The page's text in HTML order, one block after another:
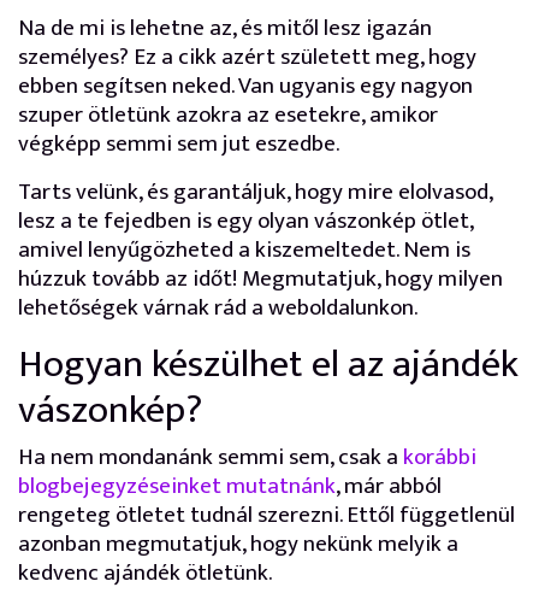
Na de mi is lehetne az, és mitől lesz igazán
személyes? Ez a cikk azért született meg, hogy
ebben segítsen neked. Van ugyanis egy nagyon
szuper ötletünk azokra az esetekre, amikor
végképp semmi sem jut eszedbe.
Tarts velünk, és garantáljuk, hogy mire elolvasod,
lesz a te fejedben is egy olyan vászonkép ötlet,
amivel lenyűgözheted a kiszemeltedet. Nem is
húzzuk tovább az időt! Megmutatjuk, hogy milyen
lehetőségek várnak rád a weboldalunkon.
Hogyan készülhet el az ajándék
vászonkép?
Ha nem mondanánk semmi sem, csak akorábbi
blogbejegyzéseinket mutatnánk, már abból
rengeteg ötletet tudnál szerezni. Ettől függetlenül
azonban megmutatjuk, hogy nekünk melyik a
kedvenc ajándék ötletünk.